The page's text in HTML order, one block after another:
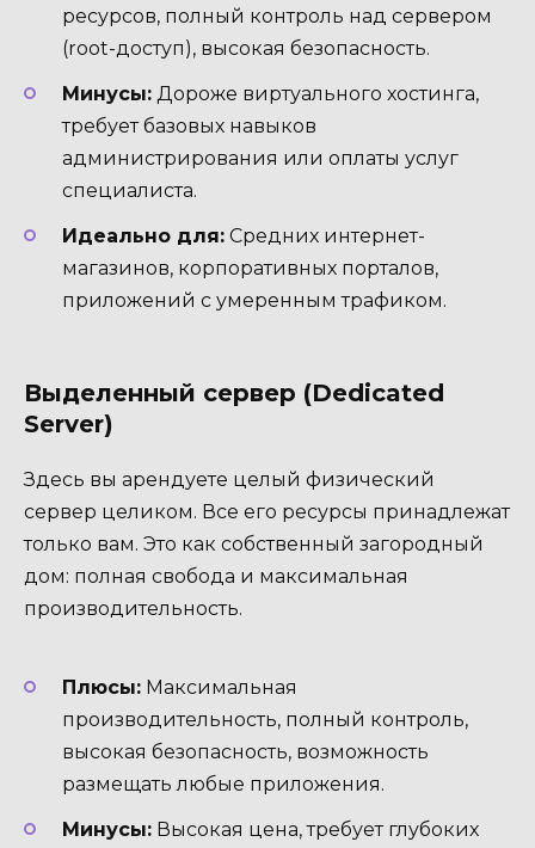
ресурсов, полный контроль над сервером
(root-доступ), высокая безопасность.
Минусы: Дороже виртуального хостинга,
требует базовых навыков
администрирования или оплаты услуг
специалиста.
Идеально для: Средних интернет-
магазинов, корпоративных порталов,
приложений с умеренным трафиком.
Выделенный сервер (Dedicated
Server)
Здесь вы арендуете целый физический
сервер целиком. Все его ресурсы принадлежат
только вам. Это как собственный загородный
дом: полная свобода и максимальная
производительность.
Плюсы: Максимальная
производительность, полный контроль,
высокая безопасность, возможность
размещать любые приложения.
Минусы: Высокая цена, требует глубоких